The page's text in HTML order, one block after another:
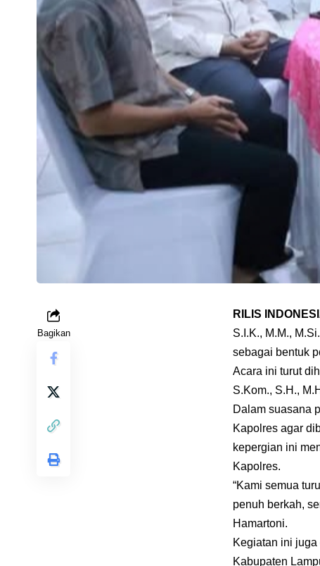
Bagikan
RILIS
S.I.K., M.M.,
sebagai bentuk
Acara ini turut
S.Kom., S.H.,
Dalam suasana
Kapolres agar
kepergian ini
Kapolres.
“Kami semua
penuh berkah,
Hamartoni.
Kegiatan ini
Kabupaten